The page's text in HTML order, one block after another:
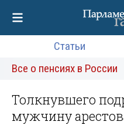
Статьи
Все о пенсиях в России
Толкнувшего
мужчину